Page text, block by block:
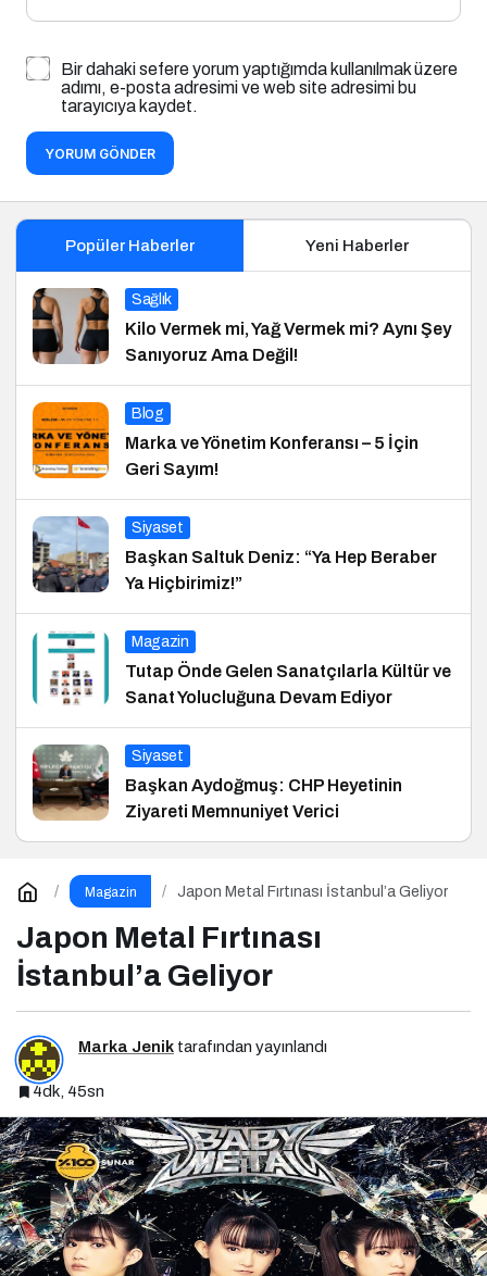
Bir dahaki sefere yorum yaptığımda kullanılmak üzere
adımı, e-posta adresimi ve web site adresimi bu
tarayıcıya kaydet.
YORUM GÖNDER
Popüler Haberler Yeni Haberler
Sağlık
Kilo Vermek mi, Yağ Vermek mi? Aynı Şey
Sanıyoruz Ama Değil!
Blog
Marka ve Yönetim Konferansı – 5 İçin
Geri Sayım!
Siyaset
Başkan Saltuk Deniz: “Ya Hep Beraber
Ya Hiçbirimiz!”
Magazin
Tutap Önde Gelen Sanatçılarla Kültür ve
Sanat Yolucluğuna Devam Ediyor
Siyaset
Başkan Aydoğmuş: CHP Heyetinin
Ziyareti Memnuniyet Verici
Magazin Japon Metal Fırtınası İstanbul’a Geliyor
Japon Metal Fırtınası
İstanbul’a Geliyor
Marka Jenik tarafından yayınlandı
4dk, 45sn